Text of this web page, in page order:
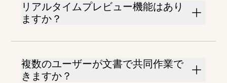
リアルタイムプレビュー機能はあり
ますか？
複数のユーザーが文書で共同作業で
きますか？